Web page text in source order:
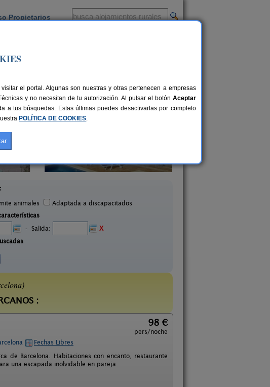
Propietarios
animales
Adaptada a discapacitados
- Salida:
X
:
98 €
pers/noche
Fechas Libres
de Barcelona. Habitaciones con encanto, restaurante
una escapada inolvidable en pareja.
el portal. Algunas son nuestras y otras pertenecen a empresas
y no necesitan de tu autorización. Al pulsar el botón Aceptar
a tus búsquedas. Estas últimas puedes desactivarlas por completo
POLÍTICA DE COOKIES.